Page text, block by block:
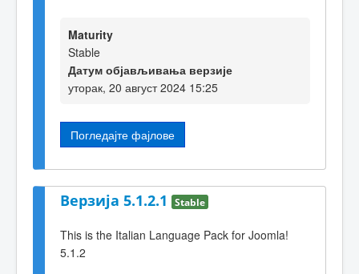
Maturity
Stable
Датум објављивања верзије
уторак, 20 август 2024 15:25
Погледајте фајлове
Верзија 5.1.2.1 Stable
This is the Italian Language Pack for Joomla!
5.1.2